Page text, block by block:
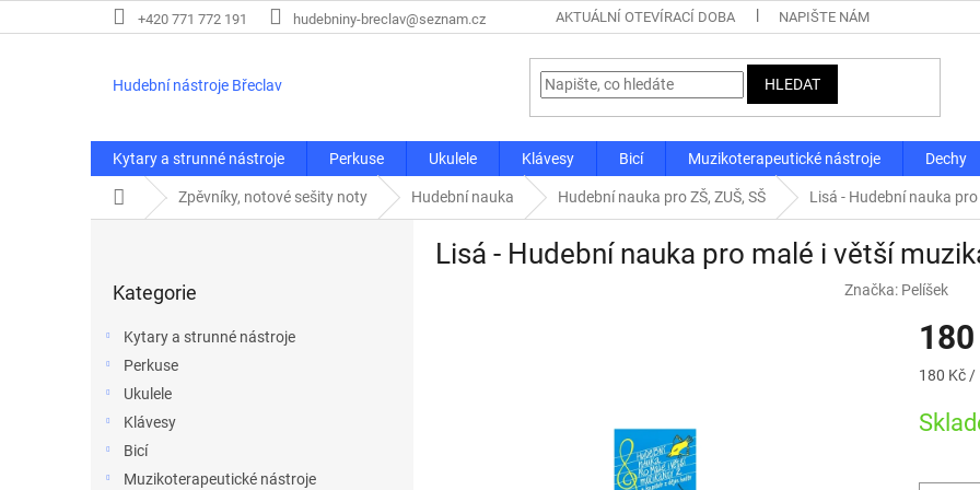
na
+420 771 772 191 hudebniny-breclav@seznam.cz AKTUÁLNÍ OTEVÍRACÍ DOBA NAPIŠTE NÁM
Hudební nástroje Břeclav HLEDAT
Kytary a strunné nástroje Perkuse Ukulele Klávesy Bicí Muzikoterapeutické nástroje Dechy
Domů Zpěvníky, notové sešity noty Hudební nauka Hudební nauka pro ZŠ, ZUŠ, SŠ Lisá - Hudební nauka
kategorie
Kategorie
Kytary a strunné nástroje
Perkuse
Ukulele
Klávesy
Bicí
Muzikoterapeutické nástroje
Lisá - Hudební nauka pro malé i větší
Značka: Pelíšek
Měrná
180 Kč /